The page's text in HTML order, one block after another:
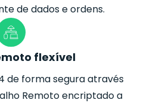
de dados e ordens.
flexível
de forma segura através
Remoto encriptado a